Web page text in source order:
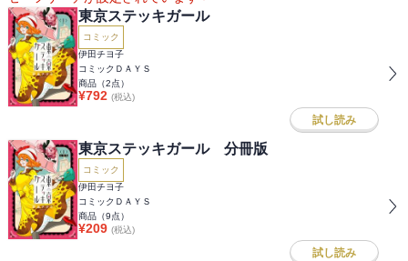
東京ステッキガール
コミック
伊田チヨ子
コミックＤＡＹＳ
商品（2点）
¥792 (税込)
試し読み
東京ステッキガール 分冊版
コミック
伊田チヨ子
コミックＤＡＹＳ
商品（9点）
¥209 (税込)
試し読み